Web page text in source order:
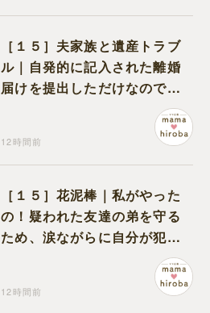
［１５］夫家族と遺産トラブ
ル｜自発的に記入された離婚
届けを提出しただけなので、
12時間前
［１５］花泥棒｜私がやった
の！疑われた友達の弟を守る
ため、涙ながらに自分が犯人
12時間前